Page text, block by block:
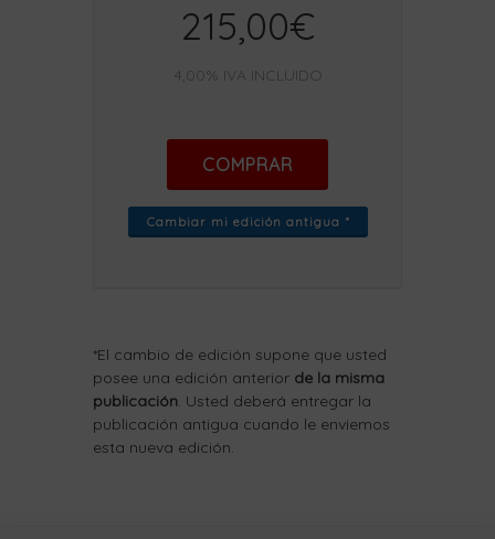
215,00€
4,00% IVA INCLUIDO
COMPRAR
Cambiar mi edición antigua *
*El cambio de edición supone que usted
posee una edición anterior de la misma
publicación. Usted deberá entregar la
publicación antigua cuando le enviemos
esta nueva edición.